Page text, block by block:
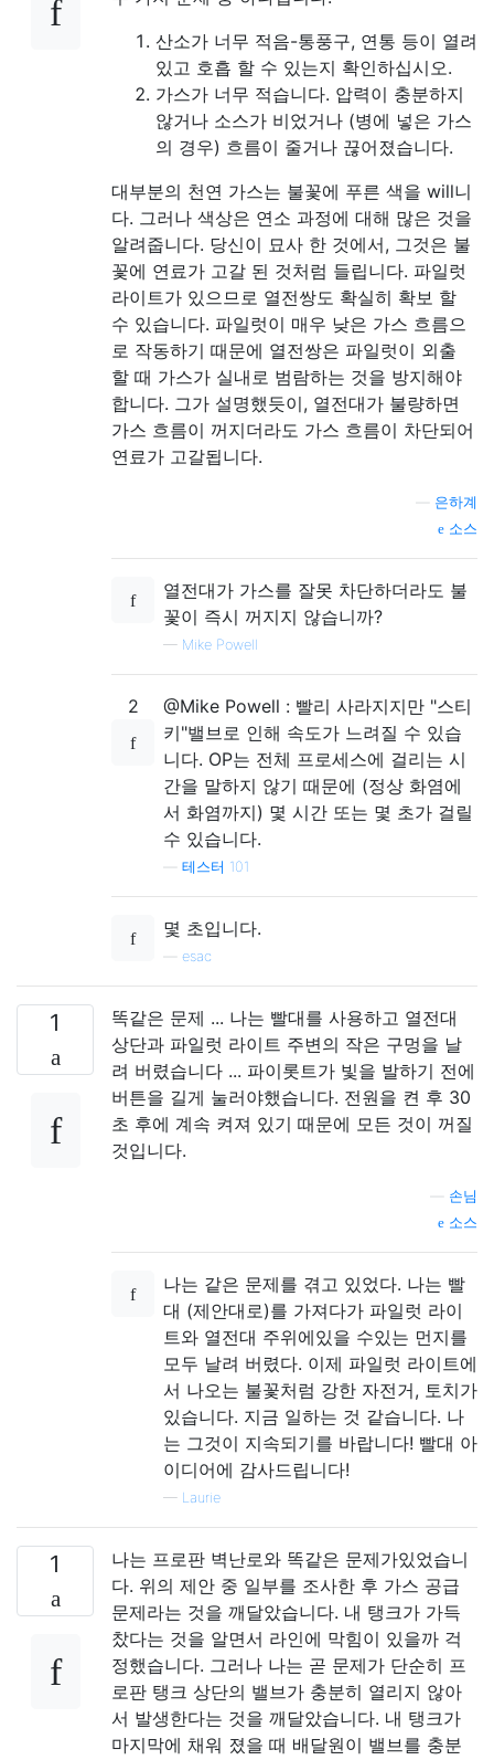
산소가 너무 적음-통풍구, 연통 등이 열려
있고 호흡 할 수 있는지 확인하십시오.
가스가 너무 적습니다. 압력이 충분하지
않거나 소스가 비었거나 (병에 넣은 가스
의 경우) 흐름이 줄거나 끊어졌습니다.
대부분의 천연 가스는 불꽃에 푸른 색을 will니
다. 그러나 색상은 연소 과정에 대해 많은 것을
알려줍니다. 당신이 묘사 한 것에서, 그것은 불
꽃에 연료가 고갈 된 것처럼 들립니다. 파일럿
라이트가 있으므로 열전쌍도 확실히 확보 할
수 있습니다. 파일럿이 매우 낮은 가스 흐름으
로 작동하기 때문에 열전쌍은 파일럿이 외출
할 때 가스가 실내로 범람하는 것을 방지해야
합니다. 그가 설명했듯이, 열전대가 불량하면
가스 흐름이 꺼지더라도 가스 흐름이 차단되어
연료가 고갈됩니다.
은하계
소스
열전대가 가스를 잘못 차단하더라도 불
꽃이 즉시 꺼지지 않습니까?
— Mike Powell
2
@Mike Powell : 빨리 사라지지만 "스티
키"밸브로 인해 속도가 느려질 수 있습
니다. OP는 전체 프로세스에 걸리는 시
간을 말하지 않기 때문에 (정상 화염에
서 화염까지) 몇 시간 또는 몇 초가 걸릴
수 있습니다.
테스터 101
몇 초입니다.
esac
1
똑같은 문제 ... 나는 빨대를 사용하고 열전대
상단과 파일럿 라이트 주변의 작은 구멍을 날
려 버렸습니다 ... 파이롯트가 빛을 발하기 전에
버튼을 길게 눌러야했습니다. 전원을 켠 후 30
초 후에 계속 켜져 있기 때문에 모든 것이 꺼질
것입니다.
손님
소스
나는 같은 문제를 겪고 있었다. 나는 빨
대 (제안대로)를 가져다가 파일럿 라이
트와 열전대 주위에있을 수있는 먼지를
모두 날려 버렸다. 이제 파일럿 라이트에
서 나오는 불꽃처럼 강한 자전거, 토치가
있습니다. 지금 일하는 것 같습니다. 나
는 그것이 지속되기를 바랍니다! 빨대 아
이디어에 감사드립니다!
— Laurie
1
나는 프로판 벽난로와 똑같은 문제가있었습니
다. 위의 제안 중 일부를 조사한 후 가스 공급
문제라는 것을 깨달았습니다. 내 탱크가 가득
찼다는 것을 알면서 라인에 막힘이 있을까 걱
정했습니다. 그러나 나는 곧 문제가 단순히 프
로판 탱크 상단의 밸브가 충분히 열리지 않아
서 발생한다는 것을 깨달았습니다. 내 탱크가
마지막에 채워 졌을 때 배달원이 밸브를 충분